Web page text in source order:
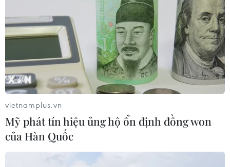
vietnamplus.vn
Mỹ phát tín hiệu ủng hộ ổn định đồng won
của Hàn Quốc